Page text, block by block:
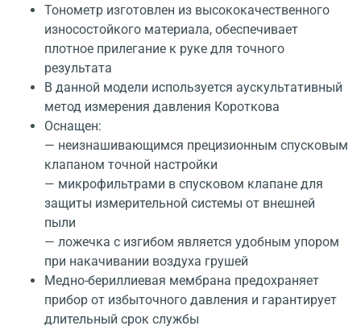
Тонометр изготовлен из высококачественного
износостойкого материала, обеспечивает
плотное прилегание к руке для точного
результата
В данной модели используется аускультативный
метод измерения давления Короткова
Оснащен:
— неизнашивающимся прецизионным спусковым
клапаном точной настройки
— микрофильтрами в спусковом клапане для
защиты измерительной системы от внешней
пыли
— ложечка с изгибом является удобным упором
при накачивании воздуха грушей
Медно-бериллиевая мембрана предохраняет
прибор от избыточного давления и гарантирует
длительный срок службы